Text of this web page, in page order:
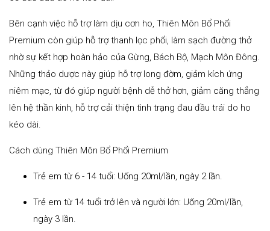
Bên cạnh việc hỗ trợ làm dịu cơn ho, Thiên Môn Bổ Phổi
Premium còn giúp hỗ trợ thanh lọc phổi, làm sạch đường thở
nhờ sự kết hợp hoàn hảo của Gừng, Bách Bộ, Mạch Môn Đông.
Những thảo dược này giúp hỗ trợ long đờm, giảm kích ứng
niêm mạc, từ đó giúp người bệnh dễ thở hơn, giảm căng thẳng
lên hệ thần kinh, hỗ trợ cải thiện tình trạng đau đầu trái do ho
kéo dài.
Cách dùng Thiên Môn Bổ Phổi Premium
Trẻ em từ 6 - 14 tuổi: Uống 20ml/lần, ngày 2 lần.
Trẻ em từ 14 tuổi trở lên và người lớn: Uống 20ml/lần,
ngày 3 lần.